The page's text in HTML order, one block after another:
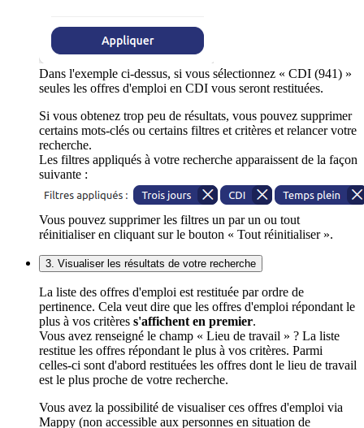
Dans l'exemple ci-dessus, si vous sélectionnez « CDI (941) »
seules les offres d'emploi en CDI vous seront restituées.
Si vous obtenez trop peu de résultats, vous pouvez supprimer
certains mots-clés ou certains filtres et critères et relancer votre
recherche.
Les filtres appliqués à votre recherche apparaissent de la façon
suivante :
Vous pouvez supprimer les filtres un par un ou tout
réinitialiser en cliquant sur le bouton « Tout réinitialiser ».
3. Visualiser les résultats de votre recherche
La liste des offres d'emploi est restituée par ordre de
pertinence. Cela veut dire que les offres d'emploi répondant le
plus à vos critères s'affichent en premier.
Vous avez renseigné le champ « Lieu de travail » ? La liste
restitue les offres répondant le plus à vos critères. Parmi
celles-ci sont d'abord restituées les offres dont le lieu de travail
est le plus proche de votre recherche.
Vous avez la possibilité de visualiser ces offres d'emploi via
Mappy (non accessible aux personnes en situation de